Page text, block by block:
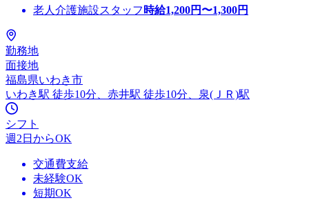
老人介護施設スタッフ 時給1,200円〜1,300円
勤務地
面接地
福島県いわき市
いわき駅 徒歩10分、赤井駅 徒歩10分、泉(ＪＲ)駅
シフト
週2日からOK
交通費支給
未経験OK
短期OK